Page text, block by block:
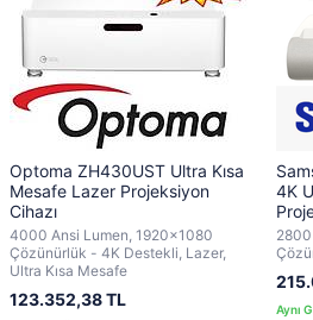
Optoma ZH430UST Ultra Kısa
Mesafe Lazer Projeksiyon
Cihazı
4000 Ansi Lumen, 1920x1080
Çözünürlük - 4K Destekli, Lazer,
Ultra Kısa Mesafe
123.352,38 TL
4K